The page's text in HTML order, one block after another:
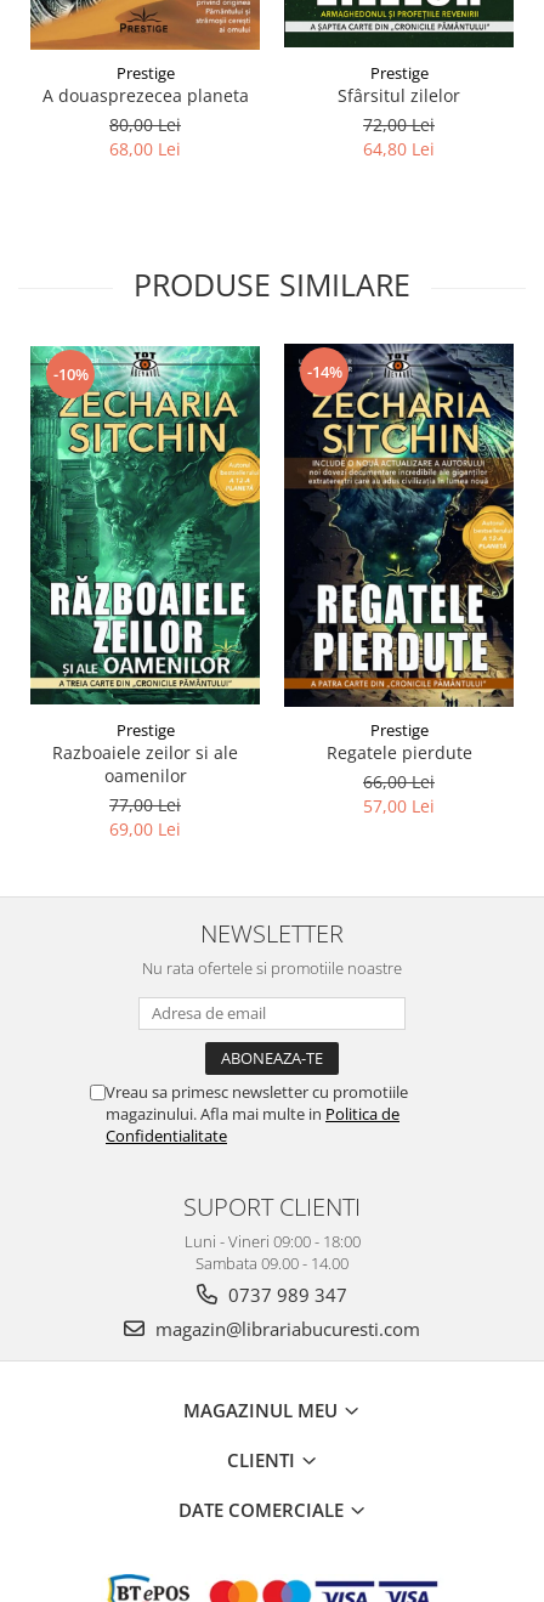
Prestige
A douasprezecea planeta
80,00 Lei
68,00 Lei
Prestige
Sfârsitul zilelor
72,00 Lei
64,80 Lei
PRODUSE SIMILARE
-10%
Prestige
Razboaiele zeilor si ale
oamenilor
77,00 Lei
69,00 Lei
-14%
Prestige
Regatele pierdute
66,00 Lei
57,00 Lei
NEWSLETTER
Nu rata ofertele si promotiile noastre
Vreau sa primesc newsletter cu promotiile
magazinului. Afla mai multe in Politica de
Confidentialitate
SUPORT CLIENTI
Luni - Vineri 09:00 - 18:00
Sambata 09.00 - 14.00
0737 989 347
magazin@librariabucuresti.com
MAGAZINUL MEU
CLIENTI
DATE COMERCIALE